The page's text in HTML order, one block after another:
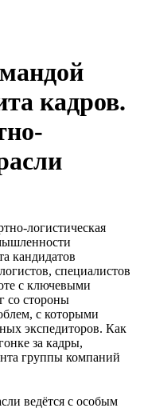
кадров.
логистическая
кандидатов
специалистов
с ключевыми
со стороны
с которыми
экспедиторов. Как
за кадры,
группы компаний
ведётся с особым